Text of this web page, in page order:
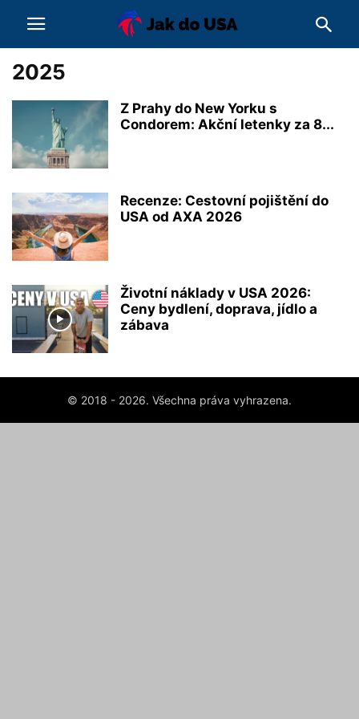
2025
Z Prahy do New Yorku s
Condorem: Akční letenky za 8...
Recenze: Cestovní pojištění do
USA od AXA 2026
Životní náklady v USA 2026:
Ceny bydlení, doprava, jídlo a
zábava
© 2018 - 2026. Všechna práva vyhrazena.